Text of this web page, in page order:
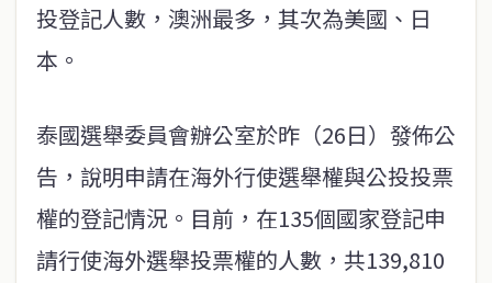
投登記人數，澳洲最多，其次為美國、日
本。
泰國選舉委員會辦公室於昨（26日）發佈公
告，說明申請在海外行使選舉權與公投投票
權的登記情況。目前，在135個國家登記申
請行使海外選舉投票權的人數，共139,810